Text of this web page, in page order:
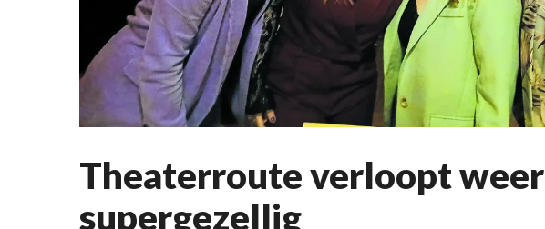
Theaterroute verloopt weer
supergezellig